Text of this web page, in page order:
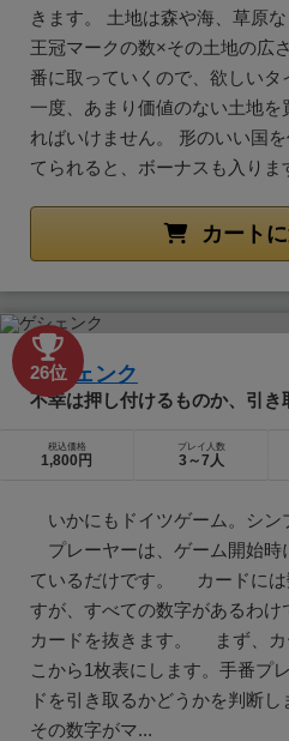
きます。 土地は森や海、草原
王冠マークの数×その土地の広
番に取っていくので、欲しいタ
一度、あまり価値のない土地
ればいけません。 形のいい国
てられると、ボーナスも入り
カート
26位
ゲシェンク
不幸は押し付けるものか、引き
税込価格
1,800円
プレイ人数
3～7人
いかにもドイツゲーム。シン
プレーヤーは、ゲーム開始時
ているだけです。 カードには
すが、すべての数字があるわ
カードを抜きます。 まず、カ
こから1枚表にします。手番プ
ドを引き取るかどうかを判断
その数字がマ...